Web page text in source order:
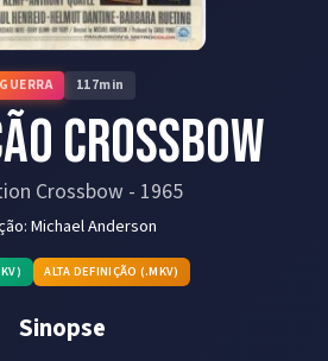
GUERRA 117min
Crossbow
Crossbow - 1965
Michael Anderson
ALTA DEFINIÇÃO (.MKV)
Sinopse